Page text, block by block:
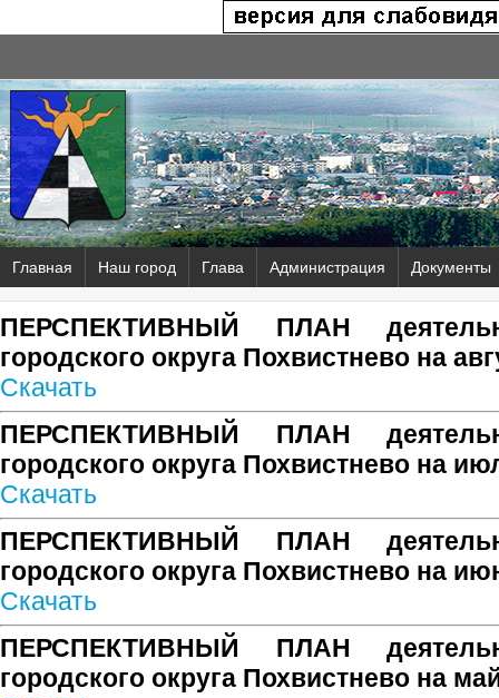
Главная Наш город Глава Администрация Документы
ПЕРСПЕКТИВНЫЙ ПЛАН
городского округа Похвистнево на
Скачать
ПЕРСПЕКТИВНЫЙ ПЛАН
городского округа Похвистнево на
Скачать
ПЕРСПЕКТИВНЫЙ ПЛАН
городского округа Похвистнево на
Скачать
ПЕРСПЕКТИВНЫЙ ПЛАН
городского округа Похвистнево на